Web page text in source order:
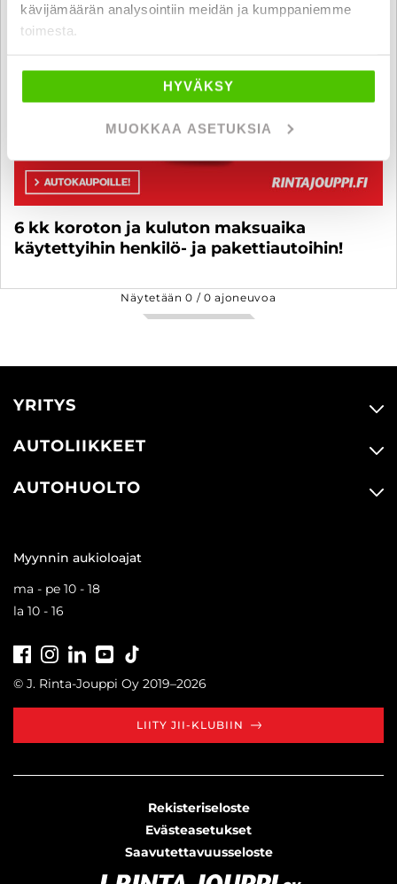
kävijämäärän analysointiin meidän ja kumppaniemme
toimesta.
HYVÄKSY
MUOKKAA ASETUKSIA
6 kk koroton ja kuluton maksuaika
käytettyihin henkilö- ja pakettiautoihin!
Näytetään0 /0 ajoneuvoa
YRITYS
AUTOLIIKKEET
AUTOHUOLTO
Myynnin aukioloajat
ma - pe 10 - 18
la 10 - 16
FacebookInstagramLinkedInYoutube
© J. Rinta-Jouppi Oy 2019–2026
LIITY JII-KLUBIIN
Rekisteriseloste
Evästeasetukset
Saavutettavuusseloste